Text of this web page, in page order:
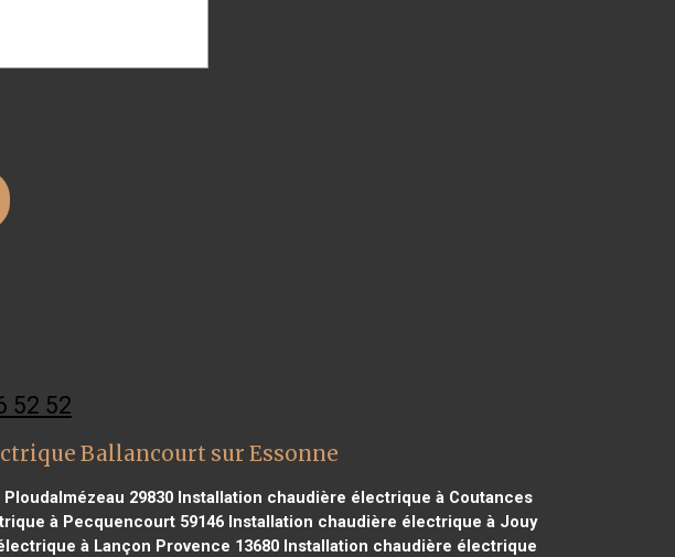
52 52
Ballancourt sur Essonne
29830 Installation chaudière électrique à Coutances
à Pecquencourt 59146Installation chaudière électrique à Jouy
à Lançon Provence 13680 Installation chaudière électrique